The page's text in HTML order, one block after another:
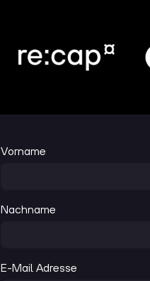
Vorname
Nachname
E-Mail Adresse